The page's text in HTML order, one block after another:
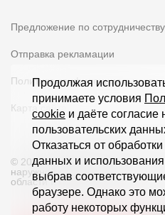
Контакты
125212, Россия, Москва,
"Водный")
Режим работы
Сб-Вс - выходной
Предложение по сотрудничеству
Отправка рекламации
Политика конфиденциальности
Карта сайта
© 2026 ООО «Дёке Экстружн» -
наружной отделки загородных
области и по всей РФ
Продолжая
принимаете условия
cookie и даёте согласие
пользовательских
Отказаться от
данных и
выбрав
браузере. Однако это
работу некоторых